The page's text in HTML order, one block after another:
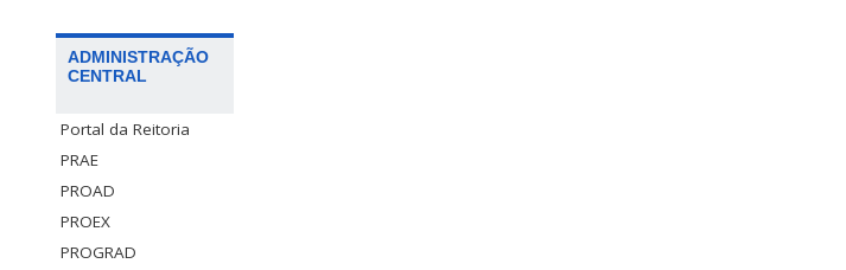
ADMINISTRAÇÃO
CENTRAL
Portal da Reitoria
PRAE
PROAD
PROEX
PROGRAD